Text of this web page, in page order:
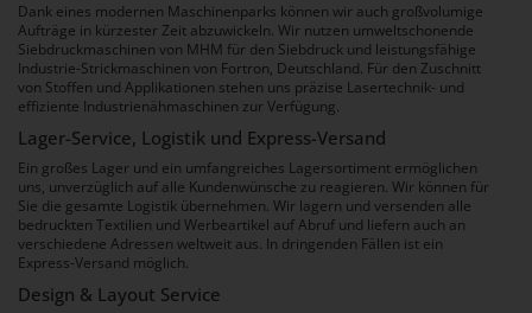
Dank eines modernen Maschinenparks können wir auch großvolumige
Aufträge in kürzester Zeit abzuwickeln. Wir nutzen umweltschonende
Siebdruckmaschinen von MHM für den Siebdruck und leistungsfähige
Industrie-Strickmaschinen von Fortron, Deutschland. Für den Zuschnitt
von Stoffen und Applikationen stehen uns präzise Lasertechnik- und
effiziente Industrienähmaschinen zur Verfügung.
Lager-Service, Logistik und Express-Versand
Ein großes Lager und ein umfangreiches Lagersortiment ermöglichen
uns, unverzüglich auf alle Kundenwünsche zu reagieren. Wir können für
Sie die gesamte Logistik übernehmen. Wir lagern und versenden alle
bedruckten Textilien und Werbeartikel auf Abruf und liefern auch an
verschiedene Adressen weltweit aus. In dringenden Fällen ist ein
Express-Versand möglich.
Design & Layout Service